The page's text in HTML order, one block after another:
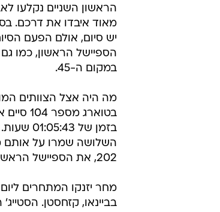
הראשון השניים נקלעו
מאוד איבדו את דרכם.
יש סיום, אולם הפעם
הספיישל הראשון, כמו גם
במקום ה-45.
מה היה אצל הצוותים
בטוארג
בזמן
השלושה שמרו על אותם
202, את הספיישל הראשון ושאגין, צוות 204, ניצח את הספיישל השני.